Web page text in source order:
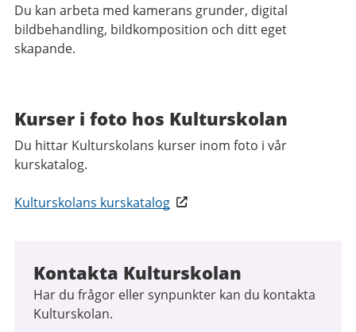
Du kan arbeta med kamerans grunder, digital
bildbehandling, bildkomposition och ditt eget
skapande.
Kurser i foto hos Kulturskolan
Du hittar Kulturskolans kurser inom foto i vår
kurskatalog.
Kulturskolans kurskatalog
Kontakta Kulturskolan
Har du frågor eller synpunkter kan du kontakta
Kulturskolan.